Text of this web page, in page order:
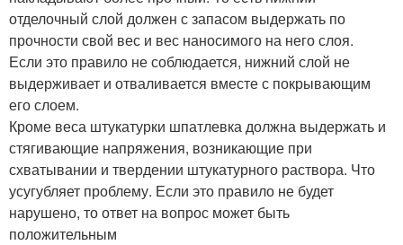
отделочный слой должен с запасом выдержать по
прочности свой вес и вес наносимого на него слоя.
Если это правило не соблюдается, нижний слой не
выдерживает и отваливается вместе с покрывающим
его слоем.
Кроме веса штукатурки шпатлевка должна выдержать и
стягивающие напряжения, возникающие при
схватывании и твердении штукатурного раствора. Что
усугубляет проблему. Если это правило не будет
нарушено, то ответ на вопрос может быть
положительным